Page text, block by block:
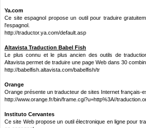
Ya.com
Ce site espagnol propose un outil pour traduire
l'espagnol.
http://traductor.ya.com/default.asp
Altavista Traduction Babel Fish
Le plus connu et le plus ancien des outils de
Altavista permet de traduire une page Web dans 30
http://babelfish.altavista.com/babelfish/tr
Orange
Orange présente un traducteur de sites Internet français-
http://www.orange.fr/bin/frame.cgi?u=http%3A//
Instituto Cervantes
Ce site Web propose un outil électronique en ligne pour